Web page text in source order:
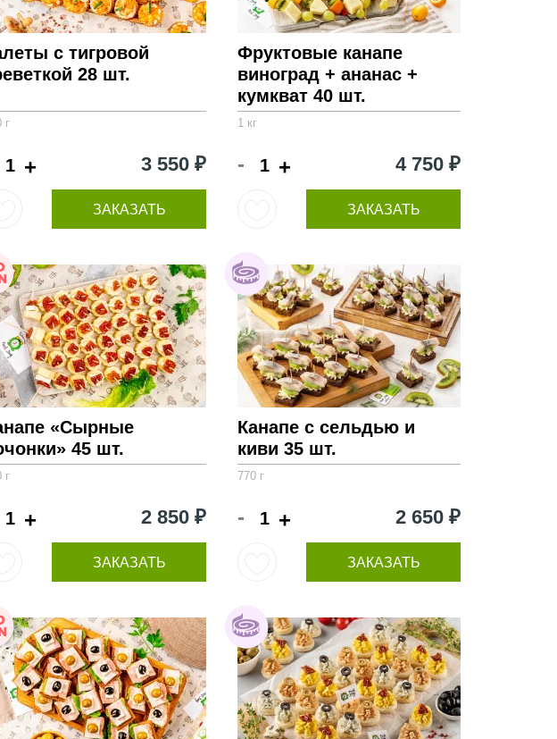
с тигровой
28 шт.
г
+ 3 550 ₽
ЗАКАЗАТЬ
Фруктовые канапе
виноград + ананас +
кумкват 40 шт.
1 кг
- + 4 750 ₽
ЗАКАЗАТЬ
«Сырные
45 шт.
г
+ 2 850 ₽
ЗАКАЗАТЬ
Канапе с сельдью и
киви 35 шт.
770 г
- + 2 650 ₽
ЗАКАЗАТЬ